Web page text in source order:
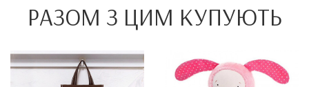
РАЗОМ З ЦИМ КУПУЮТЬ